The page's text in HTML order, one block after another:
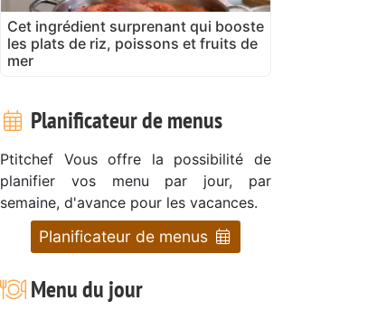
Cet ingrédient surprenant qui booste
les plats de riz, poissons et fruits de
mer
Planificateur de menus
Ptitchef Vous offre la possibilité de
planifier vos menu par jour, par
semaine, d'avance pour les vacances.
Planificateur de menus
Menu du jour